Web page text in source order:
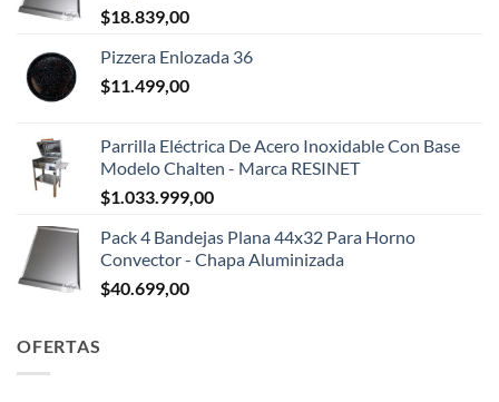
$18.839,00
Pizzera Enlozada 36
$11.499,00
Parrilla Eléctrica De Acero Inoxidable Con Base
Modelo Chalten - Marca RESINET
$1.033.999,00
Pack 4 Bandejas Plana 44x32 Para Horno
Convector - Chapa Aluminizada
$40.699,00
OFERTAS